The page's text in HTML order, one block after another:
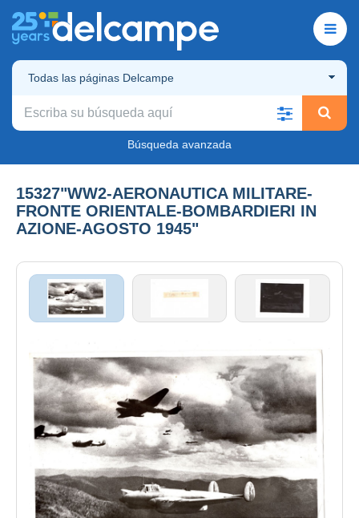
Todas las páginas Delcampe
Búsqueda avanzada
15327"WW2-AERONAUTICA MILITARE-
FRONTE ORIENTALE-BOMBARDIERI IN
AZIONE-AGOSTO 1945"